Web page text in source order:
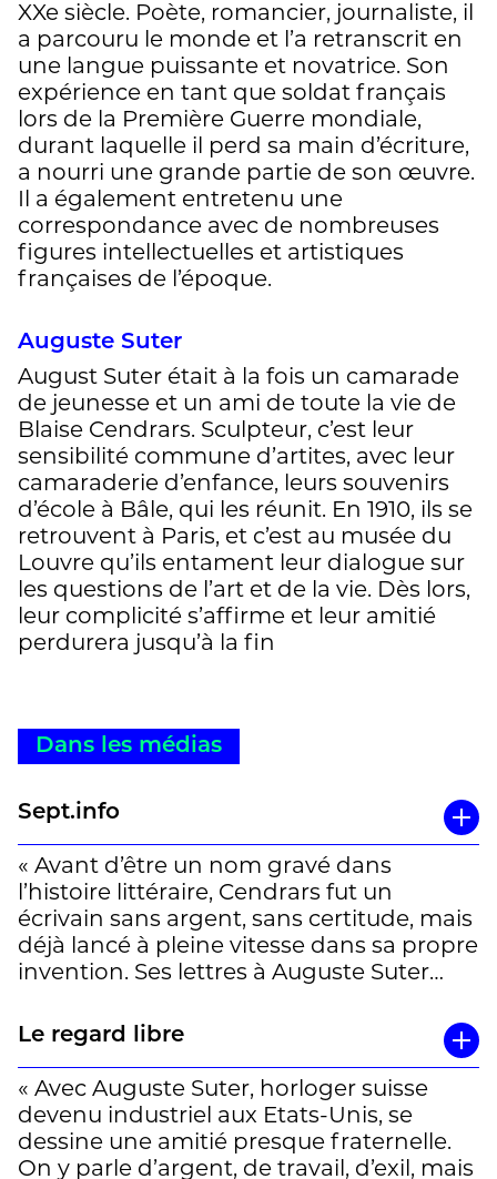
XXe siècle. Poète, romancier, journaliste, il
a parcouru le monde et l’a retranscrit en
une langue puissante et novatrice. Son
expérience en tant que soldat français
lors de la Première Guerre mondiale,
durant laquelle il perd sa main d’écriture,
a nourri une grande partie de son œuvre.
Il a également entretenu une
correspondance avec de nombreuses
figures intellectuelles et artistiques
françaises de l’époque.
Auguste Suter
August Suter était à la fois un camarade
de jeunesse et un ami de toute la vie de
Blaise Cendrars. Sculpteur, c’est leur
sensibilité commune d’artites, avec leur
camaraderie d’enfance, leurs souvenirs
d’école à Bâle, qui les réunit. En 1910, ils se
retrouvent à Paris, et c’est au musée du
Louvre qu’ils entament leur dialogue sur
les questions de l’art et de la vie. Dès lors,
leur complicité s’affirme et leur amitié
perdurera jusqu’à la fin
Dans les médias
Sept.info
« Avant d’être un nom gravé dans
l’histoire littéraire, Cendrars fut un
écrivain sans argent, sans certitude, mais
déjà lancé à pleine vitesse dans sa propre
invention. Ses lettres à Auguste Suter
dépendant aussi d’un ami sculpteur que
la postérité a laissé dans
l’ombre. » Apolonia M-E
Le regard libre
« Avec Auguste Suter, horloger suisse
devenu industriel aux Etats-Unis, se
dessine une amitié presque fraternelle.
On y parle d’argent, de travail, d’exil, mais